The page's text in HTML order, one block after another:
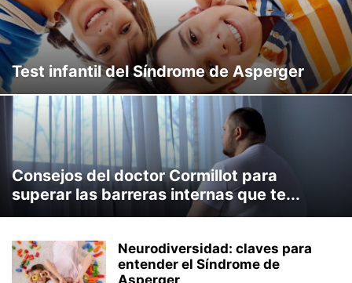
Test infantil del Síndrome de Asperger
Consejos del doctor Cormillot para
superar las barreras internas que te...
Neurodiversidad: claves para
entender el Síndrome de
Asperger